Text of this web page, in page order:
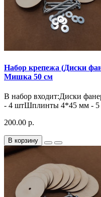
Набор крепежа (Диски
Мишка 50 см
В набор входит:Диски
- 4 штШплинты 4*45 мм -
200.00 р.
В корзину